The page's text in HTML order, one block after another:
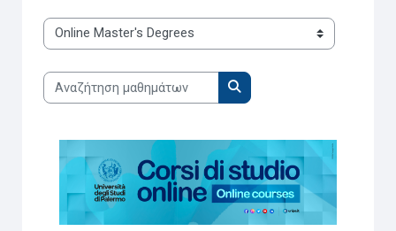
Κατηγορίες μαθημάτων
Αναζήτηση μαθημάτων
Αναζήτηση μαθημάτων